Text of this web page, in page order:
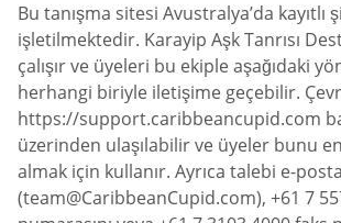
Bu tanışma sitesi Avustralya’da kayıtlı
işletilmektedir. Karayip Aşk Tanrısı
çalışır ve üyeleri bu ekiple aşağıdaki
herhangi biriyle iletişime geçebilir.
https://support.caribbeancupid.com
üzerinden ulaşılabilir ve üyeler bunu en
almak için kullanır. Ayrıca talebi e-
(team@CaribbeanCupid.com), +61 7